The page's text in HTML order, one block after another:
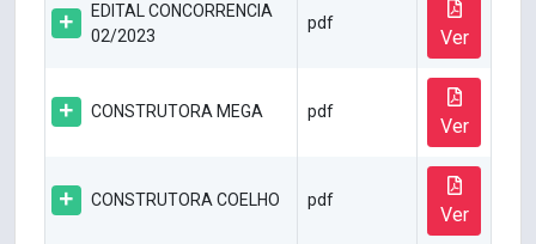
EDITAL CONCORRENCIA
02/2023
pdf
Ver
CONSTRUTORA MEGA pdf
Ver
CONSTRUTORA COELHO pdf
Ver